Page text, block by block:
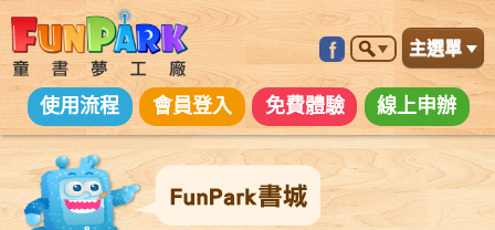
主選單
線上申辦
免費體驗
會員登入
使用流程